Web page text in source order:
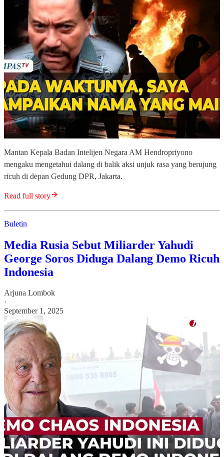
Mantan Kepala Badan Intelijen Negara AM Hendropriyono
mengaku mengetahui dalang di balik aksi unjuk rasa yang berujung
ricuh di depan Gedung DPR, Jakarta.
Read full story
Buletin
Media Rusia Sebut Miliarder Yahudi
George Soros Diduga Dalang Demo Ricuh
Indonesia
Arjuna Lombok
·
September 1, 2025